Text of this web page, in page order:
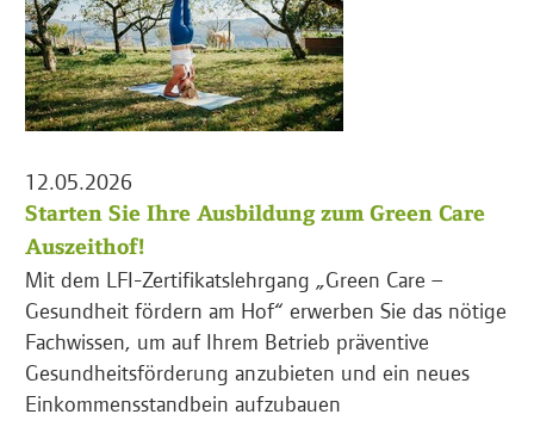
12.05.2026
Starten Sie Ihre Ausbildung zum Green Care
Auszeithof!
Mit dem LFI-Zertifikatslehrgang „Green Care –
Gesundheit fördern am Hof“ erwerben Sie das nötige
Fachwissen, um auf Ihrem Betrieb präventive
Gesundheitsförderung anzubieten und ein neues
Einkommensstandbein aufzubauen